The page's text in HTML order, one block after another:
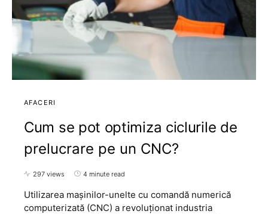
AFACERI
Cum se pot optimiza ciclurile de
prelucrare pe un CNC?
297 views 4 minute read
Utilizarea mașinilor-unelte cu comandă numerică
computerizată (CNC) a revoluționat industria